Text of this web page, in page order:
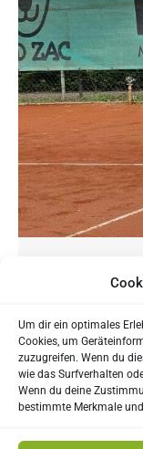
Um dir ein optimales
Cookies, um
zuzugreifen. Wenn du
wie das Surfverhalten
Wenn du deine
bestimmte Merkmale
eine sportliche
das „Salz in
Tennisspielers.
Spieler, die